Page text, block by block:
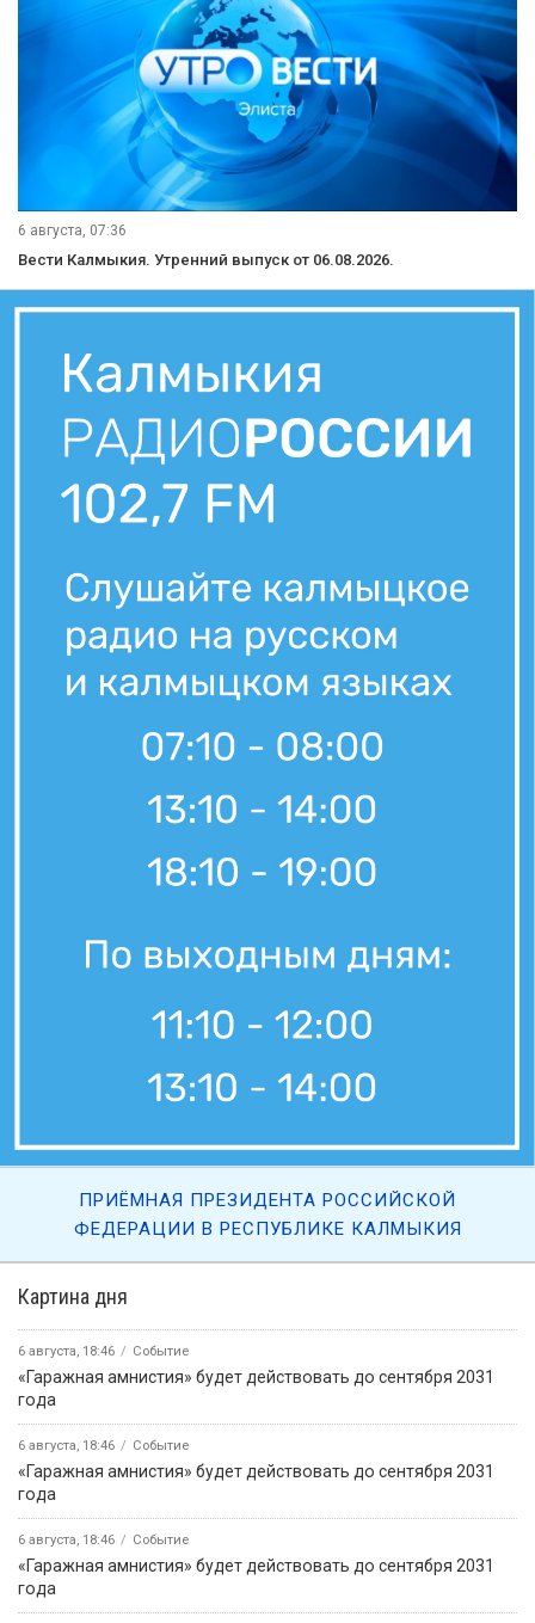
Картина дня
6 августа, 18:46 Событие
«Гаражная амнистия» будет действовать до сентября 2031
года
6 августа, 18:46 Событие
«Гаражная амнистия» будет действовать до сентября 2031
года
6 августа, 18:46 Событие
«Гаражная амнистия» будет действовать до сентября 2031
года
6 августа, 07:36
Вести Калмыкия. Утренний выпуск от 06.08.2026.
ПРИЁМНАЯ ПРЕЗИДЕНТА РОССИЙСКОЙ
ФЕДЕРАЦИИ В РЕСПУБЛИКЕ КАЛМЫКИЯ